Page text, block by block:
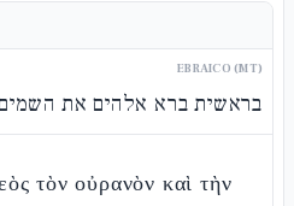
EBRAICO (MT)
בראשית ברא אלהים את
τὸν οὐρανὸν καὶ τὴν